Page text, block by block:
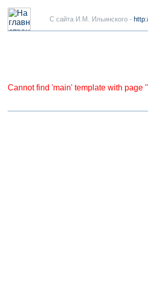
C сайта И.М. Ильинского -
Cannot find 'main' template with page ''